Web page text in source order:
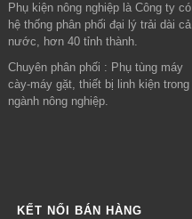
Phụ kiện nông nghiệp là Công ty có
hệ thống phân phối đại lý trải dài cả
nước, hơn 40 tỉnh thành.
Chuyên phân phối : Phụ tùng máy
cày-máy gặt, thiết bị linh kiện trong
ngành nông nghiệp.
KẾT NỐI BÁN HÀNG